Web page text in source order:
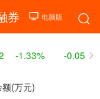
券
-1.33% -0.05
(万元)